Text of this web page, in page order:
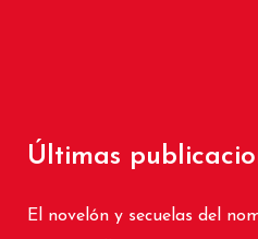
Últimas
El novelón y secuelas del